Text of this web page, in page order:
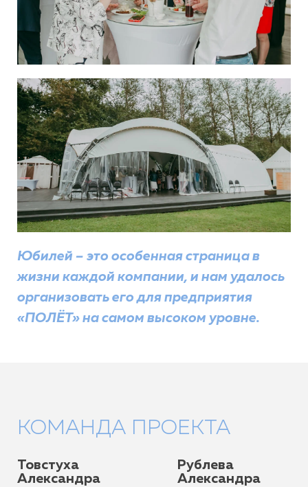
Юбилей – это особенная страница в
жизни каждой компании, и нам удалось
организовать его для предприятия
«ПОЛЁТ» на самом высоком уровне.
КОМАНДА ПРОЕКТА
Товстуха
Александра
Рублева
Александра